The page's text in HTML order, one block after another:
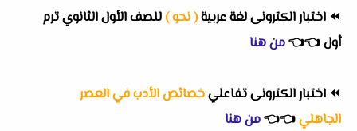
⏪ اختبار الكترونى لغة عربية( نحو ) للصف الأول الثانوي ترم
أول👈
👈من هنا
⏪ اختبار الكترونى تفاعليخصائص الأدب في العصر
الجاهلي👈
👈من هنا